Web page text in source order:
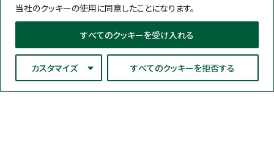
当社のクッキーの使用に同意したことになります。
カスタマイズ すべてのクッキーを拒否する
すべてのクッキーを受け入れる